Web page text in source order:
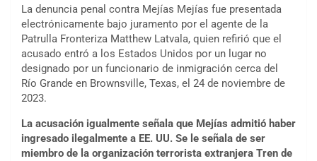
La denuncia penal contra Mejías Mejías fue presentada
electrónicamente bajo juramento por el agente de la
Patrulla Fronteriza Matthew Latvala, quien refirió que el
acusado entró a los Estados Unidos por un lugar no
designado por un funcionario de inmigración cerca del
Río Grande en Brownsville, Texas, el 24 de noviembre de
2023.
La acusación igualmente señala que Mejías admitió haber
ingresado ilegalmente a EE. UU. Se le señala de ser
miembro de la organización terrorista extranjera Tren de